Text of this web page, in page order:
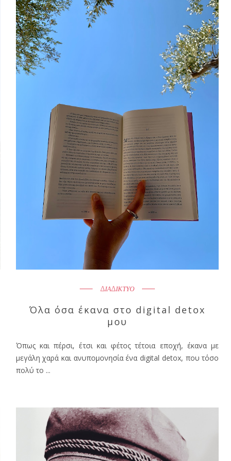
ΔΙΑΔΙΚΤΥΟ
Όλα όσα έκανα στο digital detox
μου
Όπως και πέρσι, έτσι και φέτος τέτοια εποχή, έκανα με
μεγάλη χαρά και ανυπομονησία ένα digital detox, που τόσο
πολύ το ...